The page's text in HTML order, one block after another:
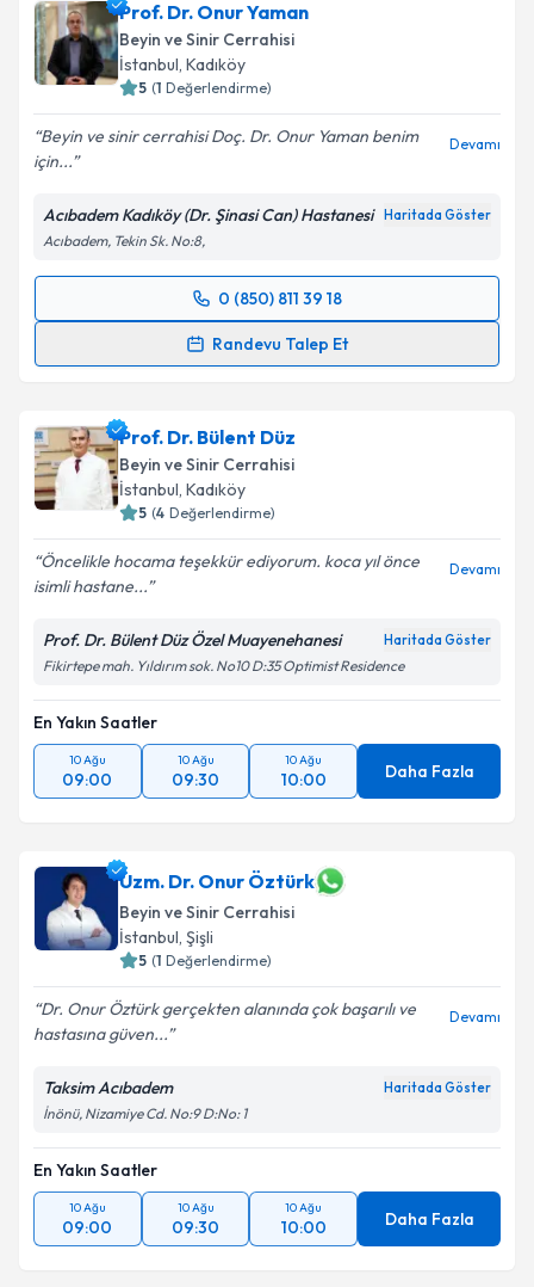
Prof. Dr. Onur Yaman
Beyin ve Sinir Cerrahisi
İstanbul, Kadıköy
5 (1 Değerlendirme)
Beyin ve sinir cerrahisi Doç. Dr. Onur Yaman benim
için...
Devamı
Acıbadem Kadıköy (Dr. Şinasi Can) Hastanesi Haritada Göster
Acıbadem, Tekin Sk. No:8,
0 (850) 811 39 18
Randevu Talep Et
Randevu Takvimi Talebi
takvim hazırlandığında e-posta ile bilgilendireceğiz.
E-posta Adresiniz
'ni okudum ve kişisel verilerimin belirtilen
kapsamda işlenmesini kabul ediyorum.
Prof. Dr. Bülent Düz
Beyin ve Sinir Cerrahisi
İstanbul, Kadıköy
5 (4 Değerlendirme)
Öncelikle hocama teşekkür ediyorum. koca yıl önce
isimli hastane...
Devamı
Prof. Dr. Bülent Düz Özel Muayenehanesi Haritada Göster
Fikirtepe mah. Yıldırım sok. No10 D:35 Optimist Residence
En Yakın Saatler
10 Ağu
09:00
10 Ağu
09:30
10 Ağu
10:00 Daha Fazla
Uzm. Dr. Onur Öztürk
Beyin ve Sinir Cerrahisi
İstanbul, Şişli
5 (1 Değerlendirme)
Dr. Onur Öztürk gerçekten alanında çok başarılı ve
hastasına güven...
Devamı
Taksim Acıbadem Haritada Göster
İnönü, Nizamiye Cd. No:9 D:No: 1
En Yakın Saatler
10 Ağu
09:00
10 Ağu
09:30
10 Ağu
10:00 Daha Fazla